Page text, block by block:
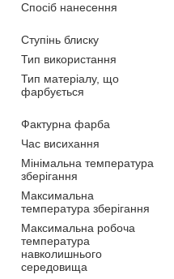
Спосіб нанесення
Ступінь блиску
Тип використання
Тип матеріалу, що
фарбується
Фактурна фарба
Час висихання
Мінімальна температура
зберігання
Максимальна
температура зберігання
Максимальна робоча
температура
навколишнього
середовища